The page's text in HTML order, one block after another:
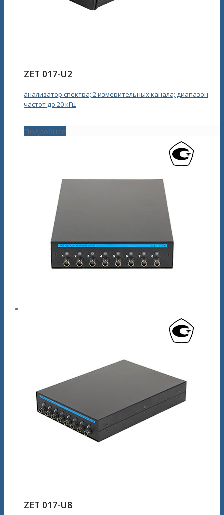
ZET 017-U2
анализатор спектра; 2 измерительных канала; диапазон
частот до 20 кГц
Подробнее
ZET 017-U8